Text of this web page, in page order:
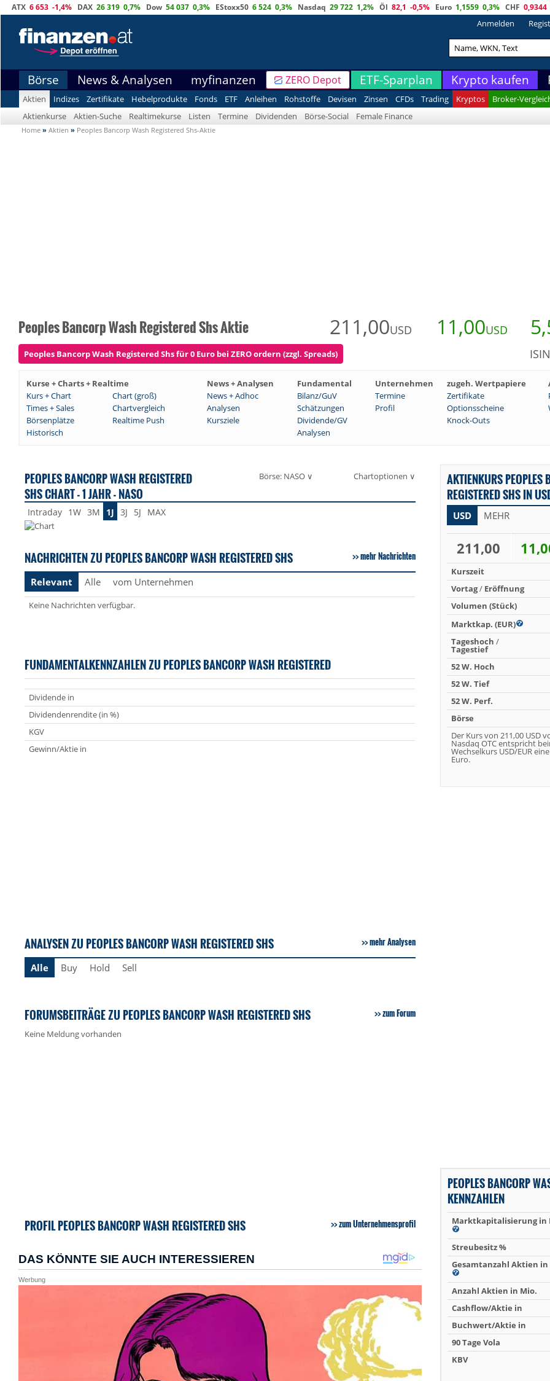
ATX 6 653 -1,4% DAX 26 319 0,7% Dow 54 037 0,3% EStoxx50 6 524 0,3% Nasdaq 29 722 1,2% Öl 82,1 -0,5% Euro 1,1559 0,3% CHF 0,9344
Anmelden
Börse News & Analysen myfinanzen ZERO Depot ETF-Sparplan Krypto kaufen
Aktien Indizes Zertifikate Hebelprodukte Fonds ETF Anleihen Rohstoffe Devisen Zinsen CFDs Trading Kryptos
Broker-
Aktienkurse
Aktien-Suche Realtimekurse Listen Termine Dividenden Börse-Social Female Finance
Home » Aktien » Peoples Bancorp Wash Registered Shs-Aktie
Peoples Bancorp Wash Registered Shs Aktie 211,00USD 11,00USD
Peoples Bancorp Wash Registered Shs für 0 Euro bei ZERO ordern (zzgl. Spreads)
Kurse + Charts + Realtime News + Analysen Fundamental Unternehmen zugeh. Wertpapiere
Kurs + Chart
Chart (groß) News + Adhoc Bilanz/GuV Termine Zertifikate
Times + Sales
Chartvergleich Analysen Schätzungen Profil Optionsscheine
Börsenplätze
Realtime Push Kursziele Dividende/GV
Knock-Outs
Historisch
Analysen
PEOPLES BANCORP WASH REGISTERED
SHS CHART - 1 JAHR - NASO
Börse: NASO ∨ Chartoptionen ∨
Intraday 1W 3M 1J 3J 5J MAX
NACHRICHTEN ZU PEOPLES BANCORP WASH REGISTERED SHS mehr Nachrichten
Relevant Alle vom Unternehmen
Keine Nachrichten verfügbar.
FUNDAMENTALKENNZAHLEN ZU PEOPLES BANCORP WASH REGISTERED
Dividende in
Dividendenrendite (in %)
KGV
Gewinn/Aktie in
ANALYSEN ZU PEOPLES BANCORP WASH REGISTERED SHS mehr Analysen
Alle Buy Hold Sell
FORUMSBEITRÄGE ZU PEOPLES BANCORP WASH REGISTERED SHS zum Forum
Keine Meldung vorhanden
PROFIL PEOPLES BANCORP WASH REGISTERED SHS zum Unternehmensprofil
AKTIENKURS PEOPLES
REGISTERED SHS IN
USD MEHR
211,00
Kurszeit
Vortag/ Eröffnung
Volumen (Stück)
Marktkap. (EUR)
Tageshoch /
Tagestief
52 W. Hoch
52 W. Tief
52 W. Perf.
Börse
Der Kurs von 211,00 USD
Nasdaq OTC entspricht
Wechselkurs USD/EUR
Euro.
PEOPLES BANCORP
KENNZAHLEN
Marktkapitalisierung in
Streubesitz %
Gesamtanzahl Aktien in
Anzahl Aktien in Mio.
Cashflow/Aktie in
Buchwert/Aktie in
90 Tage Vola
KBV